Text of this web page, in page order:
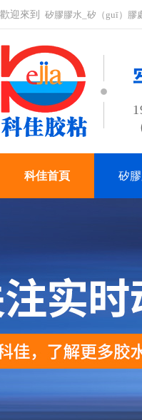
歡迎來到 矽膠膠水_矽（guī）膠
科佳首頁 矽